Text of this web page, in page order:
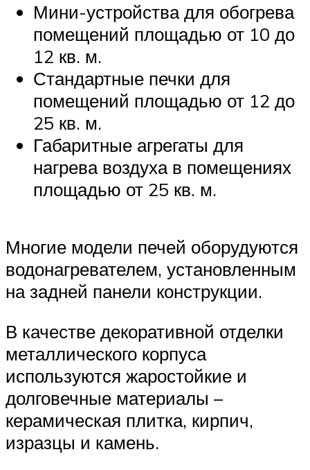
Мини-устройства для обогрева
помещений площадью от 10 до
12 кв. м.
Стандартные печки для
помещений площадью от 12 до
25 кв. м.
Габаритные агрегаты для
нагрева воздуха в помещениях
площадью от 25 кв. м.
Многие модели печей оборудуются
водонагревателем, установленным
на задней панели конструкции.
В качестве декоративной отделки
металлического корпуса
используются жаростойкие и
долговечные материалы –
керамическая плитка, кирпич,
изразцы и камень.